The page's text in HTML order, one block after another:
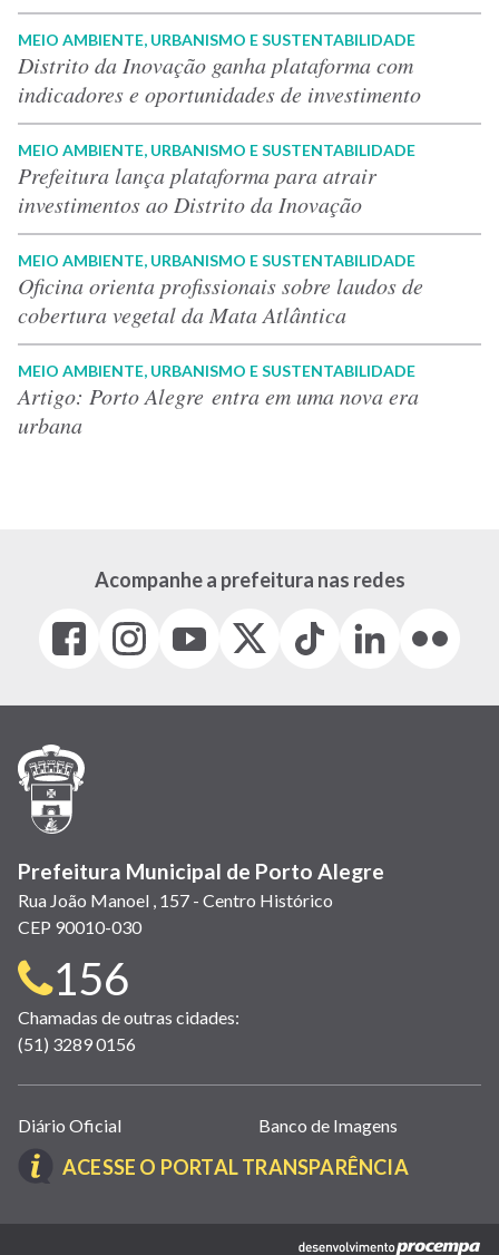
MEIO AMBIENTE, URBANISMO E SUSTENTABILIDADE
Distrito da Inovação ganha plataforma com
indicadores e oportunidades de investimento
MEIO AMBIENTE, URBANISMO E SUSTENTABILIDADE
Prefeitura lança plataforma para atrair
investimentos ao Distrito da Inovação
MEIO AMBIENTE, URBANISMO E SUSTENTABILIDADE
Oficina orienta profissionais sobre laudos de
cobertura vegetal da Mata Atlântica
MEIO AMBIENTE, URBANISMO E SUSTENTABILIDADE
Artigo: Porto Alegre entra em uma nova era
urbana
Acompanhe a prefeitura nas redes
Facebook
(link
em
janela)
Instagram
(link
em
(link
em
(Antigo
(link
Tiktok
(link
em
LinkedIn
(link
em
(link
em
Prefeitura Municipal de Porto Alegre
Rua João Manoel , 157 - Centro Histórico
CEP 90010-030
Telefone
para
contato:
156
Chamadas de outras cidades:
(51) 3289 0156
Links
úteis
(abrem
Diário Oficial Banco de Imagens
ACESSE O PORTAL TRANSPARÊNCIA(LINK
EM